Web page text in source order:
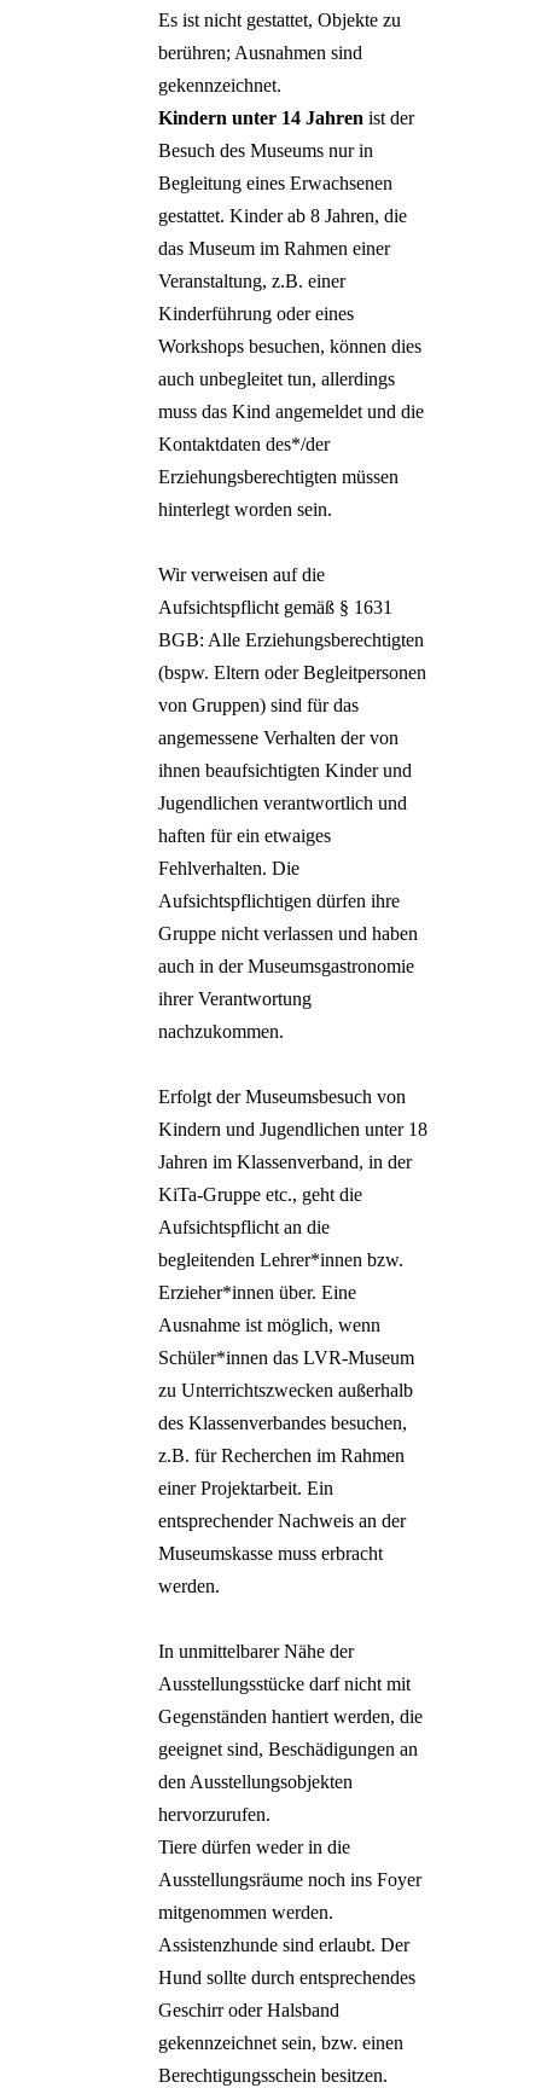
Es ist nicht gestattet, Objekte zu
berühren; Ausnahmen sind
gekennzeichnet.
Kindern unter 14 Jahren ist der
Besuch des Museums nur in
Begleitung eines Erwachsenen
gestattet. Kinder ab 8 Jahren, die
das Museum im Rahmen einer
Veranstaltung, z.B. einer
Kinderführung oder eines
Workshops besuchen, können dies
auch unbegleitet tun, allerdings
muss das Kind angemeldet und die
Kontaktdaten des*/der
Erziehungsberechtigten müssen
hinterlegt worden sein.
Wir verweisen auf die
Aufsichtspflicht gemäß § 1631
BGB: Alle Erziehungsberechtigten
(bspw. Eltern oder Begleitpersonen
von Gruppen) sind für das
angemessene Verhalten der von
ihnen beaufsichtigten Kinder und
Jugendlichen verantwortlich und
haften für ein etwaiges
Fehlverhalten. Die
Aufsichtspflichtigen dürfen ihre
Gruppe nicht verlassen und haben
auch in der Museumsgastronomie
ihrer Verantwortung
nachzukommen.
Erfolgt der Museumsbesuch von
Kindern und Jugendlichen unter 18
Jahren im Klassenverband, in der
KiTa-Gruppe etc., geht die
Aufsichtspflicht an die
begleitenden Lehrer*innen bzw.
Erzieher*innen über. Eine
Ausnahme ist möglich, wenn
Schüler*innen das LVR-Museum
zu Unterrichtszwecken außerhalb
des Klassenverbandes besuchen,
z.B. für Recherchen im Rahmen
einer Projektarbeit. Ein
entsprechender Nachweis an der
Museumskasse muss erbracht
werden.
In unmittelbarer Nähe der
Ausstellungsstücke darf nicht mit
Gegenständen hantiert werden, die
geeignet sind, Beschädigungen an
den Ausstellungsobjekten
hervorzurufen.
Tiere dürfen weder in die
Ausstellungsräume noch ins Foyer
mitgenommen werden.
Assistenzhunde sind erlaubt. Der
Hund sollte durch entsprechendes
Geschirr oder Halsband
gekennzeichnet sein, bzw. einen
Berechtigungsschein besitzen.